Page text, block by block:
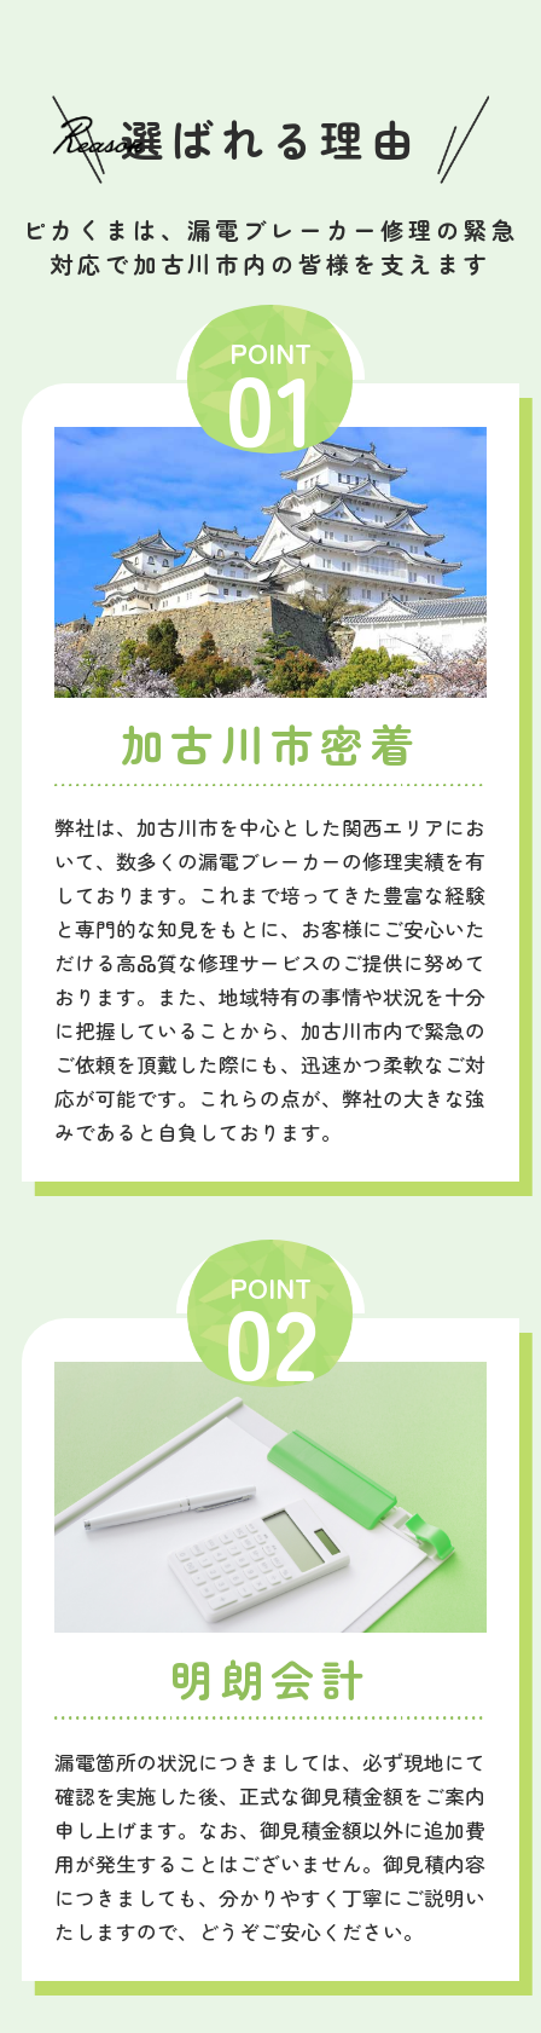
選ばれる理由
ピカくまは、漏電ブレーカー修理の緊急
対応で加古川市内の皆様を支えます
POINT
01
加古川市密着
弊社は、加古川市を中心とした関西エリアにお
いて、数多くの漏電ブレーカーの修理実績を有
しております。これまで培ってきた豊富な経験
と専門的な知見をもとに、お客様にご安心いた
だける高品質な修理サービスのご提供に努めて
おります。また、地域特有の事情や状況を十分
に把握していることから、加古川市内で緊急の
ご依頼を頂戴した際にも、迅速かつ柔軟なご対
応が可能です。これらの点が、弊社の大きな強
みであると自負しております。
POINT
02
明朗会計
漏電箇所の状況につきましては、必ず現地にて
確認を実施した後、正式な御見積金額をご案内
申し上げます。なお、御見積金額以外に追加費
用が発生することはございません。御見積内容
につきましても、分かりやすく丁寧にご説明い
たしますので、どうぞご安心ください。